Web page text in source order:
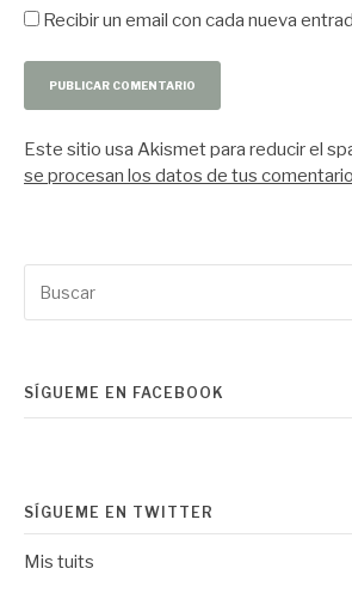
Recibir un email con cada nueva
Este sitio usa Akismet para reducir el
se procesan los datos de tus
por:
SÍGUEME EN FACEBOOK
SÍGUEME EN TWITTER
Mis tuits